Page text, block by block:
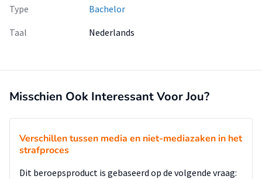
Type
Bachelor
Taal
Nederlands
Misschien Ook Interessant Voor Jou?
Verschillen tussen media en niet-mediazaken in het
strafproces
Dit beroepsproduct is gebaseerd op de volgende vraag: